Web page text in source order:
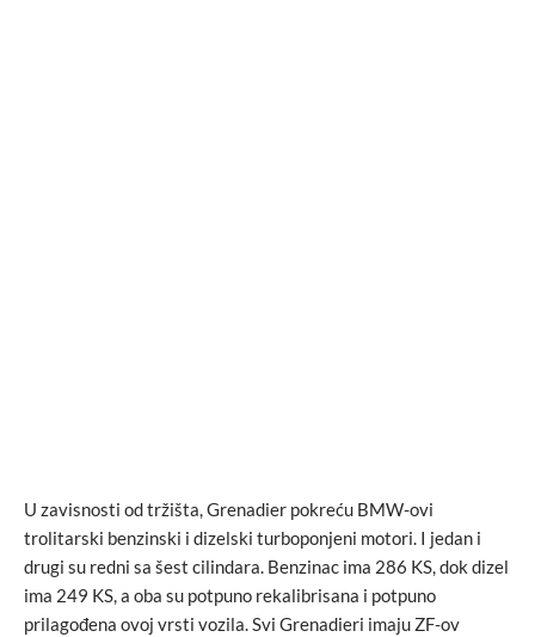
U zavisnosti od tržišta, Grenadier pokreću BMW-ovi
trolitarski benzinski i dizelski turboponjeni motori. I jedan i
drugi su redni sa šest cilindara. Benzinac ima 286 KS, dok dizel
ima 249 KS, a oba su potpuno rekalibrisana i potpuno
prilagođena ovoj vrsti vozila. Svi Grenadieri imaju ZF-ov